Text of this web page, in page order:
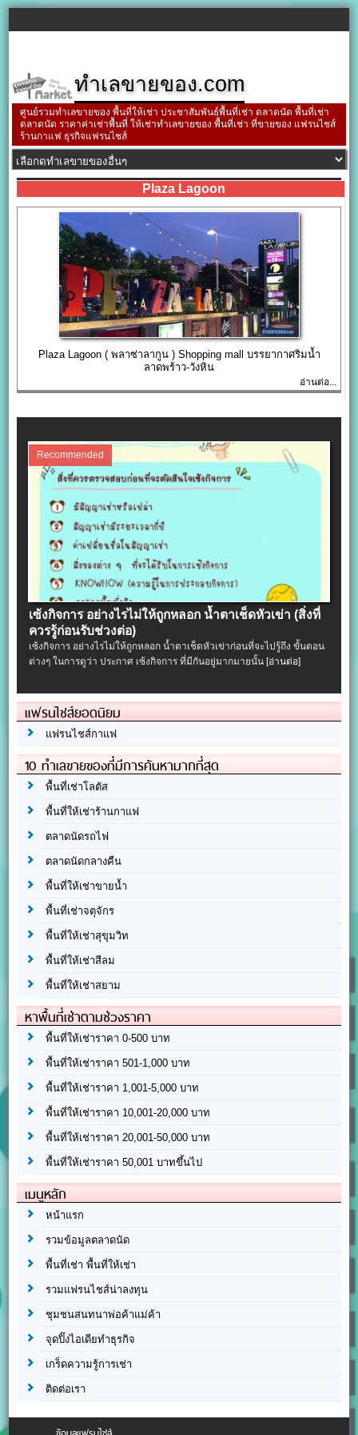
ทำเลขายของ.com
ศูนย์รวมทำเลขายของ พื้นที่ให้เช่า ประชาสัมพันธ์พื้นที่เช่า ตลาดนัด พื้นที่เช่า
ตลาดนัด ราคาค่าเช่าพื้นที่ ให้เช่าทำเลขายของ พื้นที่เช่า ที่ขายของ แฟรนไชส์
ร้านกาแฟ ธุรกิจแฟรนไชส์
Plaza Lagoon
Plaza Lagoon ( พลาซ่าลากูน ) Shopping mall บรรยากาศริมน้ำ
ลาดพร้าว-วังหิน
อ่านต่อ...
Recommended
เซ้งกิจการ อย่างไรไม่ให้ถูกหลอก น้ำตาเช็ดหัวเข่า (สิ่งที่
ควรรู้ก่อนรับช่วงต่อ)
เซ้งกิจการ อย่างไรไม่ให้ถูกหลอก น้ำตาเช็ดหัวเข่าก่อนที่จะไปรู้ถึง ขั้นตอน
ต่างๆ ในการดูว่า ประกาศ เซ้งกิจการ ที่มีกันอยู่มากมายนั้น[อ่านต่อ]
แฟรนไชส์ยอดนิยม
แฟรนไชส์กาแฟ
10 ทำเลขายของที่มีการค้นหามากที่สุด
พื้นที่เช่าโลตัส
พื้นที่ให้เช่าร้านกาแฟ
ตลาดนัดรถไฟ
ตลาดนัดกลางคืน
พื้นที่ให้เช่าขายน้ำ
พื้นที่เช่าจตุจักร
พื้นที่ให้เช่าสุขุมวิท
พื้นที่ให้เช่าสีลม
พื้นที่ให้เช่าสยาม
หาพื้นที่เช่าตามช่วงราคา
พื้นที่ให้เช่าราคา 0-500 บาท
พื้นที่ให้เช่าราคา 501-1,000 บาท
พื้นที่ให้เช่าราคา 1,001-5,000 บาท
พื้นที่ให้เช่าราคา 10,001-20,000 บาท
พื้นที่ให้เช่าราคา 20,001-50,000 บาท
พื้นที่ให้เช่าราคา 50,001 บาทขึ้นไป
เมนูหลัก
หน้าแรก
รวมข้อมูลตลาดนัด
พื้นที่เช่า พื้นที่ให้เช่า
รวมแฟรนไชส์น่าลงทุน
ชุมชนสนทนาพ่อค้าแม่ค้า
จุดปิ๊งไอเดียทำธุรกิจ
เกร็ดความรู้การเช่า
ติดต่อเรา